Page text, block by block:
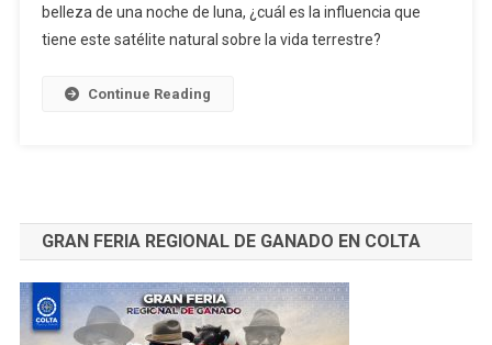
Y
Alfonso
belleza de una noche de luna, ¿cuál es la influencia que
tiene este satélite natural sobre la vida terrestre?
Continue Reading
GRAN FERIA REGIONAL DE GANADO EN COLTA